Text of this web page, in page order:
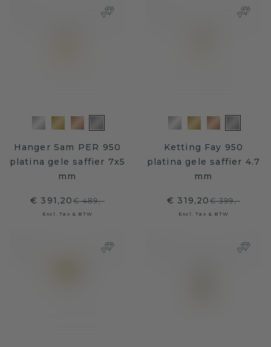
Hanger Sam PER 950
platina gele saffier 7x5
mm
€ 391,20€ 489,-
Excl. Tax & BTW
Ketting Fay 950
platina gele saffier 4.7
mm
€ 319,20€ 399,-
Excl. Tax & BTW